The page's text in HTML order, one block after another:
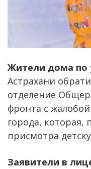
Жители дома по
Астрахани
отделение
фронта с
города, которая,
присмотра
Заявители в